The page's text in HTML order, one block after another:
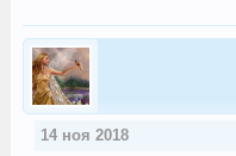
14 ноя 2018